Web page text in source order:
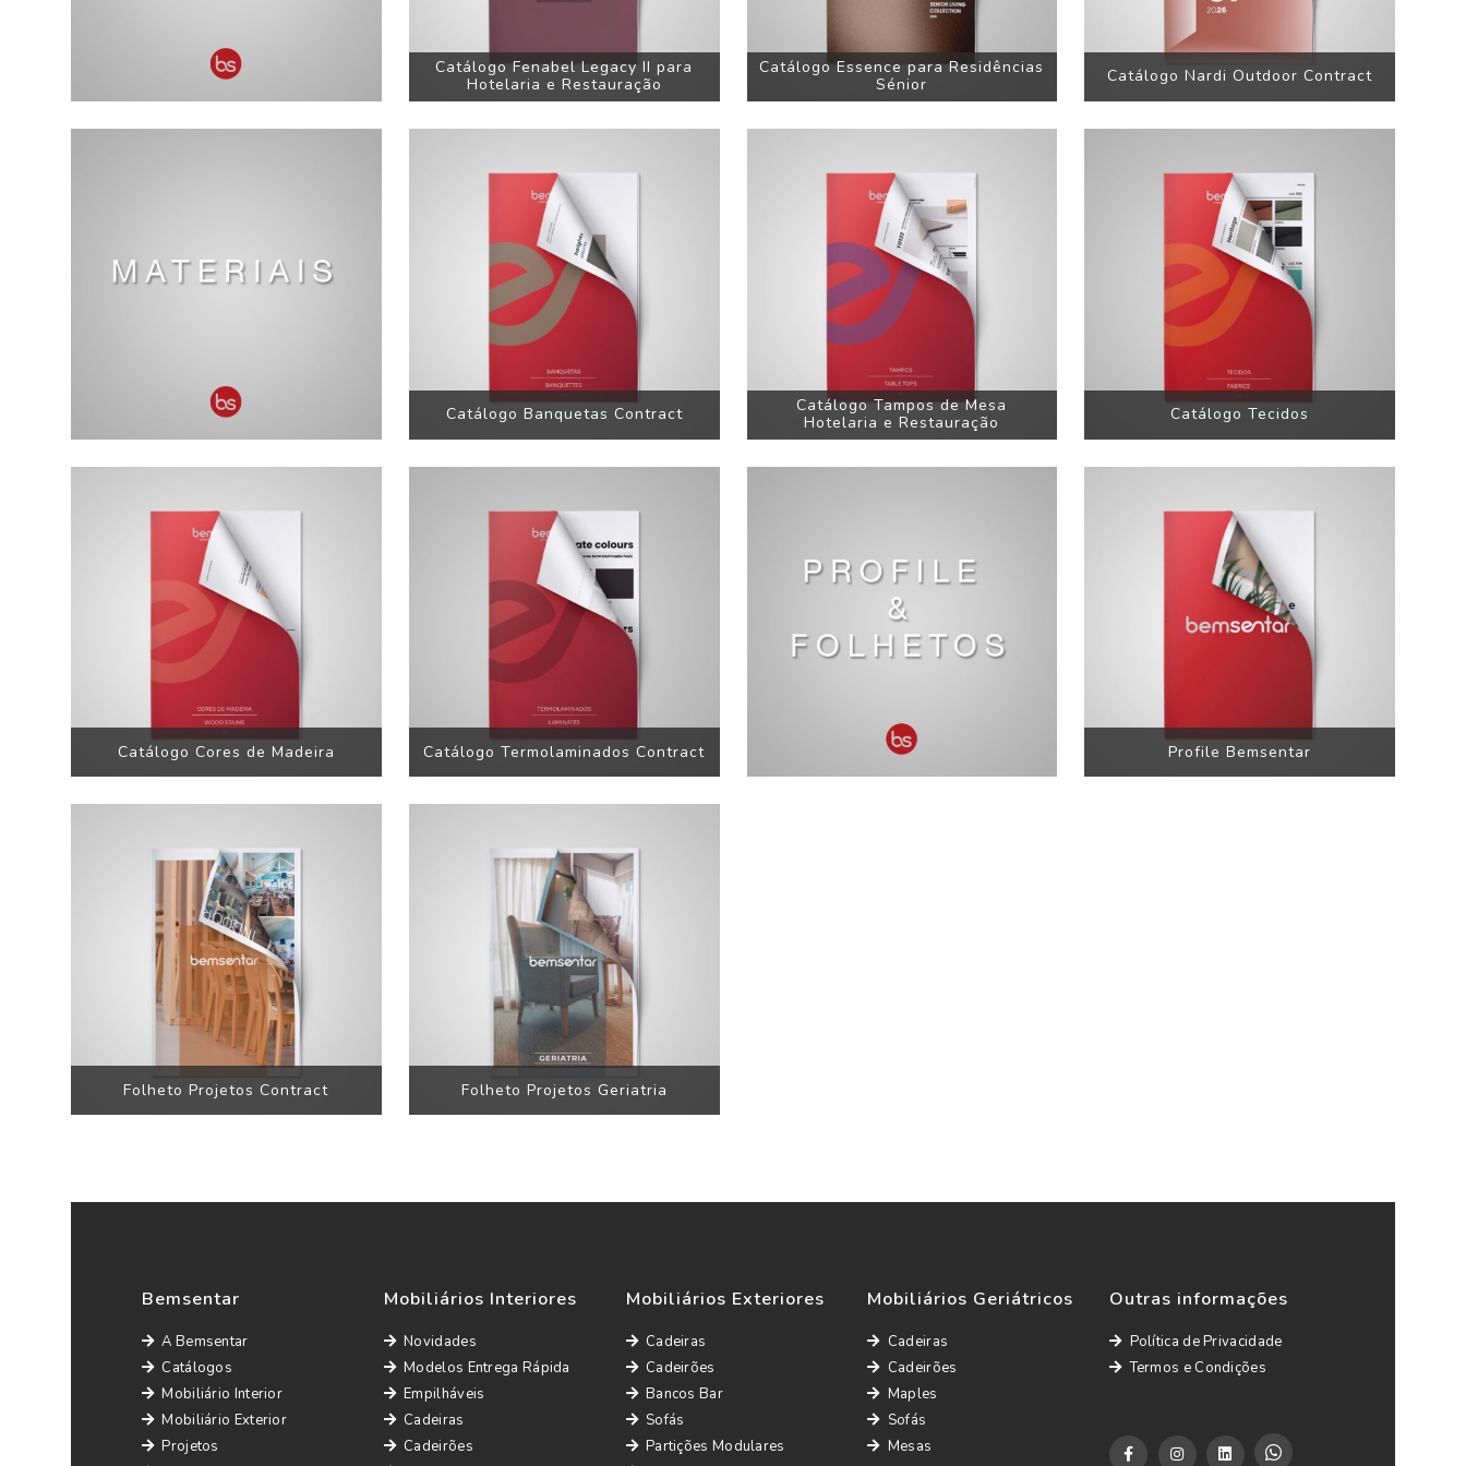
Catálogo Fenabel Legacy II para
Hotelaria e Restauração
Catálogo Essence para Residências
Sénior
Catálogo Nardi Outdoor Contract
Catálogo Banquetas Contract
Catálogo Tampos de Mesa
Hotelaria e Restauração
Catálogo Tecidos
Catálogo Cores de Madeira Catálogo Termolaminados Contract Profile Bemsentar
Folheto Projetos Contract Folheto Projetos Geriatria
Bemsentar
A Bemsentar
Catálogos
Mobiliário Interior
Mobiliário Exterior
Projetos
Mobiliários Interiores
Novidades
Modelos Entrega Rápida
Empilháveis
Cadeiras
Cadeirões
Mobiliários Exteriores
Cadeiras
Cadeirões
Bancos Bar
Sofás
Partições Modulares
Mobiliários Geriátricos
Cadeiras
Cadeirões
Maples
Sofás
Mesas
Outras informações
Política de Privacidade
Termos e Condições